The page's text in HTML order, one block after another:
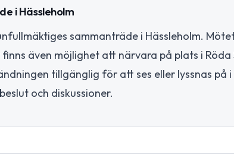
i Hässleholm
sammanträde i Hässleholm.
även möjlighet att närvara på plats i Röda
tillgänglig för att ses eller lyssnas
och diskussioner.